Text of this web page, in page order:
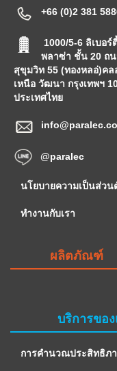
+66 (0)2 381
1000/5-6 ลิเบอร์
พลาซ่า ชั้น 20 ถ
สุขุมวิท 55 (ทองหลอ่)คล
เหนือ วัฒนา กรุงเทพฯ
ประเทศไทย
@paralec
นโยบายความเป็นส่วน
ทำงานกับเรา
ผลิตภัณฑ์
บริการขอ
การคำนวณประสิทธิภ